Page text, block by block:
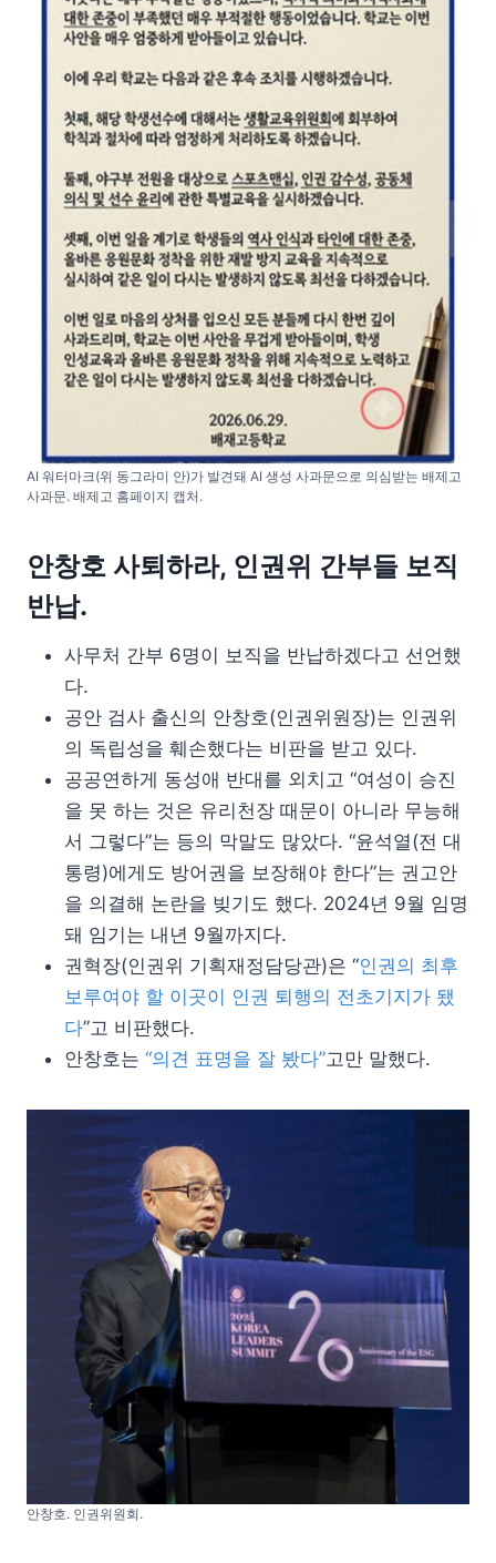
AI 워터마크(위 동그라미 안)가 발견돼 AI 생성 사과문으로 의심받는 배제고
사과문. 배제고 홈페이지 캡처.
안창호 사퇴하라, 인권위 간부들 보직
반납.
사무처 간부 6명이 보직을 반납하겠다고 선언했
다.
공안 검사 출신의 안창호(인권위원장)는 인권위
의 독립성을 훼손했다는 비판을 받고 있다.
공공연하게 동성애 반대를 외치고 “여성이 승진
을 못 하는 것은 유리천장 때문이 아니라 무능해
서 그렇다”는 등의 막말도 많았다. “윤석열(전 대
통령)에게도 방어권을 보장해야 한다”는 권고안
을 의결해 논란을 빚기도 했다. 2024년 9월 임명
돼 임기는 내년 9월까지다.
권혁장(인권위 기획재정담당관)은 “인권의 최후
보루여야 할 이곳이 인권 퇴행의 전초기지가 됐
다”고 비판했다.
안창호는 “의견 표명을 잘 봤다”고만 말했다.
안창호. 인권위원회.